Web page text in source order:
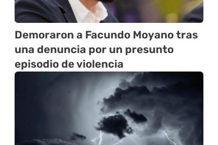
Demoraron a Facundo Moyano tras
una denuncia por un presunto
episodio de violencia